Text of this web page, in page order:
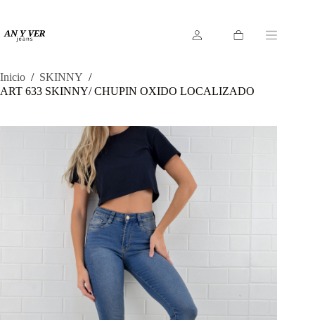
contenido
Carro
Inicio / SKINNY /
ART 633 SKINNY/ CHUPIN OXIDO LOCALIZADO